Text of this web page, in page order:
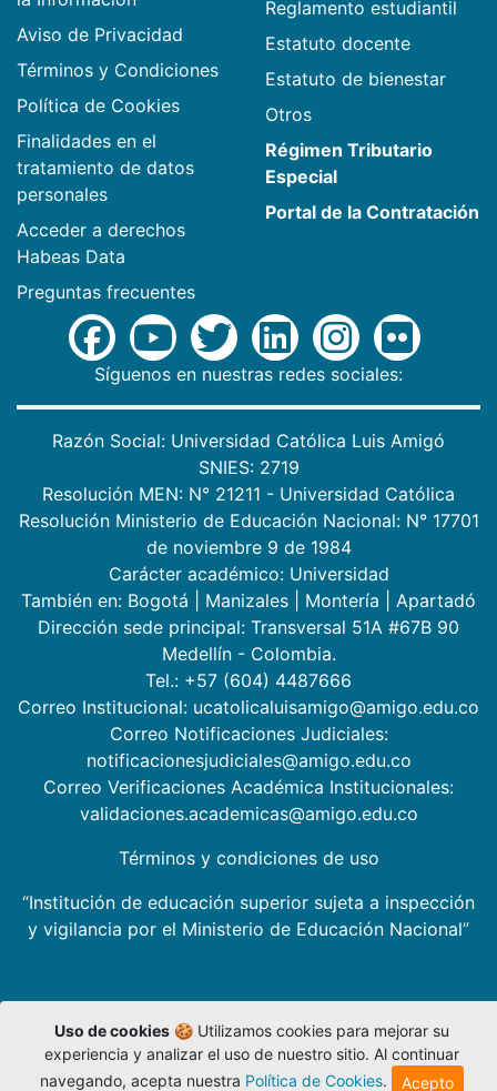
Aviso de Privacidad
Términos y Condiciones
Política de Cookies
Finalidades en el
tratamiento de datos
personales
Acceder a derechos
Habeas Data
Preguntas frecuentes
Reglamento estudiantil
Estatuto docente
Estatuto de bienestar
Otros
Régimen Tributario
Especial
Portal de la Contratación
Síguenos en nuestras redes sociales:
Razón Social: Universidad Católica Luis Amigó
SNIES: 2719
Resolución MEN: N° 21211 - Universidad Católica
Resolución Ministerio de Educación Nacional: N° 17701
de noviembre 9 de 1984
Carácter académico: Universidad
También en: Bogotá Manizales Montería
Apartadó
Dirección sede principal: Transversal 51A #67B 90
Medellín - Colombia.
Tel.: +57 (604) 4487666
Correo Institucional: ucatolicaluisamigo@amigo.edu.co
Correo Notificaciones Judiciales:
notificacionesjudiciales@amigo.edu.co
Correo Verificaciones Académica Institucionales:
validaciones.academicas@amigo.edu.co
Términos y condiciones de uso
“Institución de educación superior sujeta a inspección
y vigilancia por el Ministerio de Educación Nacional”
Uso de cookies🍪 Utilizamos cookies para mejorar su
experiencia y analizar el uso de nuestro sitio. Al continuar
navegando, acepta nuestra Política de Cookies. Acepto